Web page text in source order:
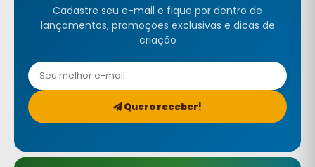
Cadastre seu e-mail e fique por dentro de
lançamentos, promoções exclusivas e dicas de
criação
Quero receber!